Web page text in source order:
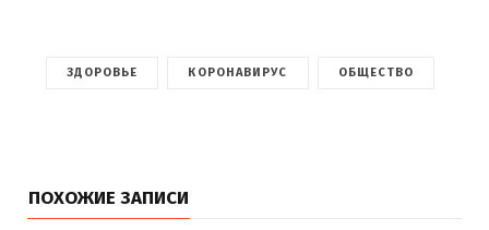
ЗДОРОВЬЕ КОРОНАВИРУС ОБЩЕСТВО
ПОХОЖИЕ ЗАПИСИ